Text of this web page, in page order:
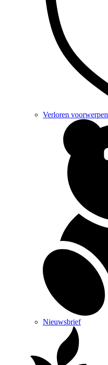
Verloren voorwerpen
Nieuwsbrief